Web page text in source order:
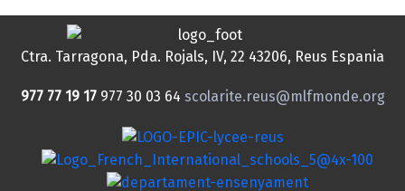
Ctra. Tarragona, Pda. Rojals, IV, 22 43206, Reus Espania
977 77 19 17 977 30 03 64 scolarite.reus@mlfmonde.org